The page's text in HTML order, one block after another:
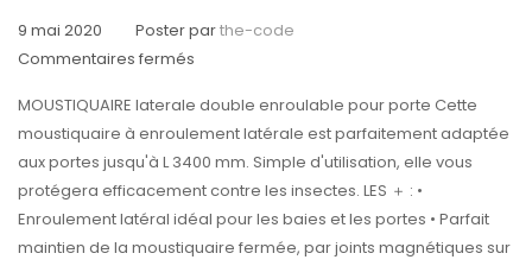
9 mai 2020 Poster parthe-code
Commentaires fermés
42
D
MOUSTIQUAIRE laterale double enroulable pour porte Cette
moustiquaire à enroulement latérale est parfaitement adaptée
aux portes jusqu'à L 3400 mm. Simple d'utilisation, elle vous
protégera efficacement contre les insectes. LES ＋ : •
Enroulement latéral idéal pour les baies et les portes • Parfait
maintien de la moustiquaire fermée, par joints magnétiques sur